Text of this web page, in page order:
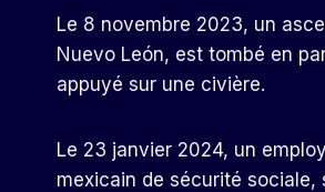
Le 8 novembre 2023, un
Nuevo León, est tombé en
appuyé sur une civière.
Le 23 janvier 2024, un
mexicain de sécurité sociale,